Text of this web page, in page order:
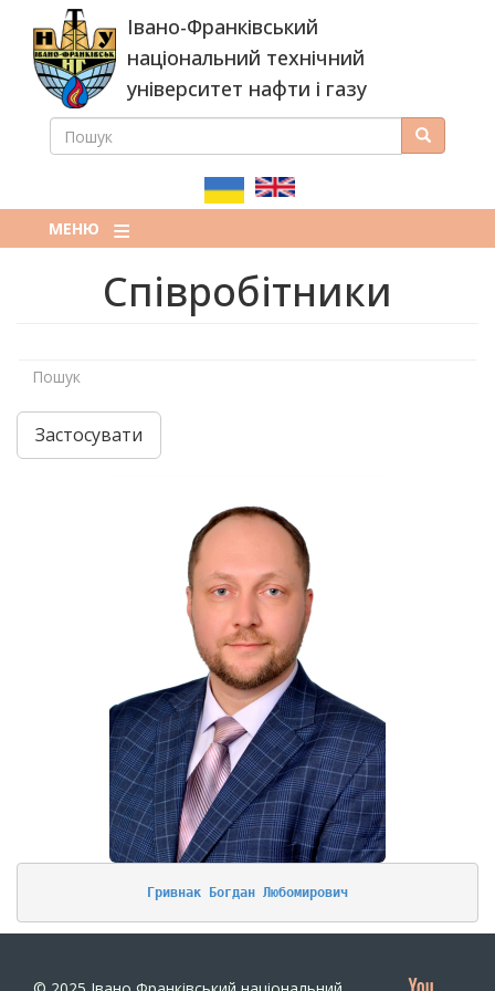
основного
вмісту
Івано-Франківський
національний технічний
університет нафти і газу
ПОШУКОВА
ПОШУК Пошук
МЕНЮ
Співробітники
Застосувати
Гривнак Богдан Любомирович